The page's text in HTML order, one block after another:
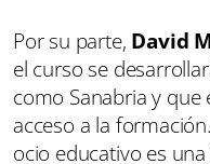
Por su parte, David
el curso se
como Sanabria y
acceso a la
ocio educativo es